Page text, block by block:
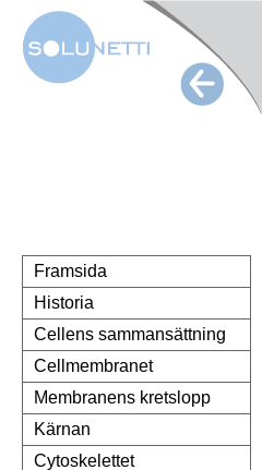
Framsida
Historia
Cellens sammansättning
Cellmembranet
Membranens kretslopp
Kärnan
Cytoskelettet